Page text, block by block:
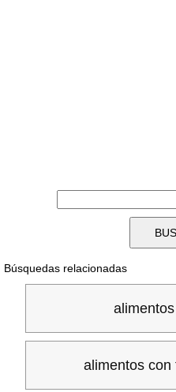
Búsquedas relacionadas
alimentos con